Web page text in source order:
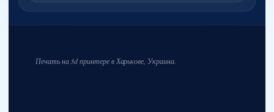
Печать на 3d принтере в Харькове, Украина.